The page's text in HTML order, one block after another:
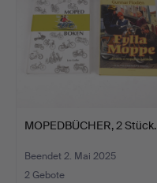
MOPEDBÜCHER, 2 Stück.
Beendet 2. Mai 2025
2 Gebote